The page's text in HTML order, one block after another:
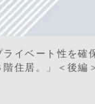
ライベート性を確
住居。」＜後編＞